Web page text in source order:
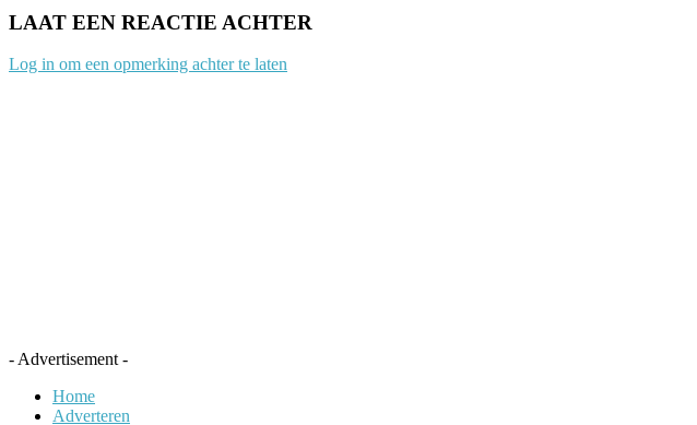
LAAT EEN REACTIE ACHTER
Log in om een opmerking achter te laten
- Advertisement -
Home
Adverteren